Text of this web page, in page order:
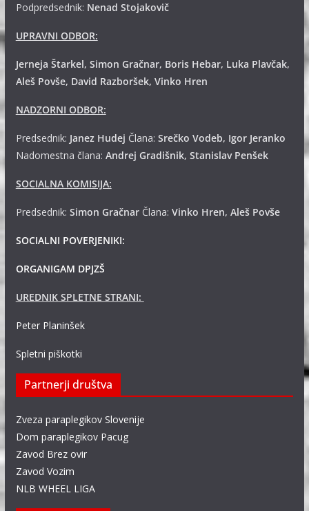
Podpredsednik: Nenad Stojakovič
UPRAVNI ODBOR:
Jerneja Štarkel, Simon Gračnar, Boris Hebar, Luka Plavčak,
Aleš Povše, David Razboršek, Vinko Hren
NADZORNI ODBOR:
Predsednik: Janez Hudej Člana: Srečko Vodeb, Igor Jeranko
Nadomestna člana: Andrej Gradišnik, Stanislav Penšek
SOCIALNA KOMISIJA:
Predsednik: Simon GračnarČlana: Vinko Hren, Aleš Povše
SOCIALNI POVERJENIKI:
ORGANIGAM DPJZŠ
UREDNIK SPLETNE STRANI:
Peter Planinšek
Spletni piškotki
Partnerji društva
Zveza paraplegikov Slovenije
Dom paraplegikov Pacug
Zavod Brez ovir
Zavod Vozim
NLB WHEEL LIGA